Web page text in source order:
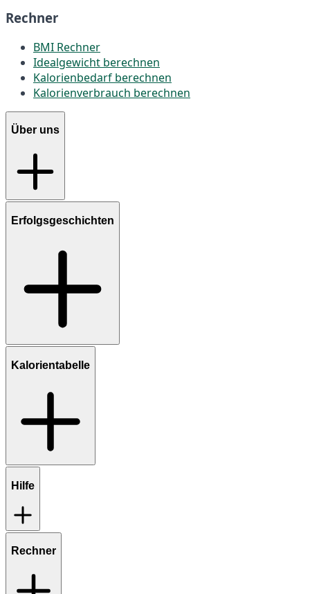
Rechner
BMI Rechner
Idealgewicht berechnen
Kalorienbedarf berechnen
Kalorienverbrauch berechnen
Über uns
Erfolgsgeschichten
Kalorientabelle
Hilfe
Rechner